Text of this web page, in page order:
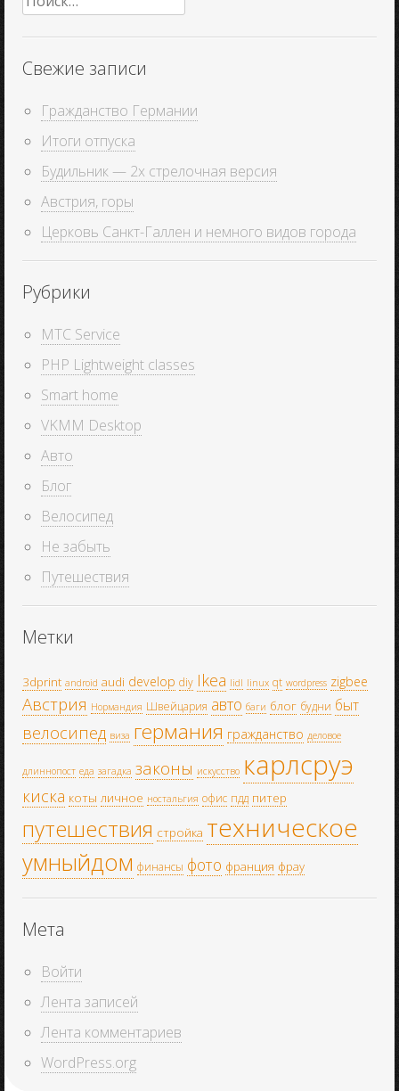
Свежие записи
Гражданство Германии
Итоги отпуска
Будильник — 2х стрелочная версия
Австрия, горы
Церковь Санкт-Галлен и немного видов города
Рубрики
MTC Service
PHP Lightweight classes
Smart home
VKMM Desktop
Авто
Блог
Велосипед
Не забыть
Путешествия
Метки
3dprint android audi develop diy Ikea lidl linux qt wordpress zigbee
Австрия Нормандия Швейцария авто баги блог будни быт
велосипед виза германия гражданство деловое
длиннопост еда загадка законы искусство карлсруэ
киска коты личное ностальгия офис пдд питер
путешествия стройка техническое
умныйдом финансы фото франция фрау
Мета
Войти
Лента записей
Лента комментариев
WordPress.org